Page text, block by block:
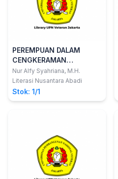
PEREMPUAN DALAM
CENGKERAMAN
KEKERASAN SEKSUAL
BERBASIS ELEKTRONIK
Nur Alfy Syahriana, M.H.
Literasi Nusantara Abadi
Stok: 1/1